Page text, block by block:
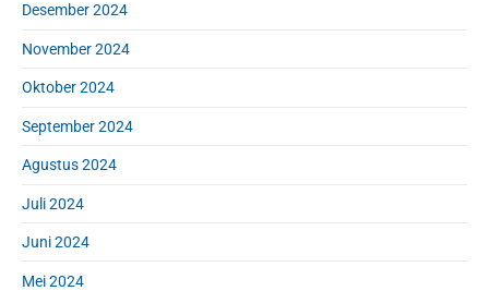
Desember 2024
November 2024
Oktober 2024
September 2024
Agustus 2024
Juli 2024
Juni 2024
Mei 2024